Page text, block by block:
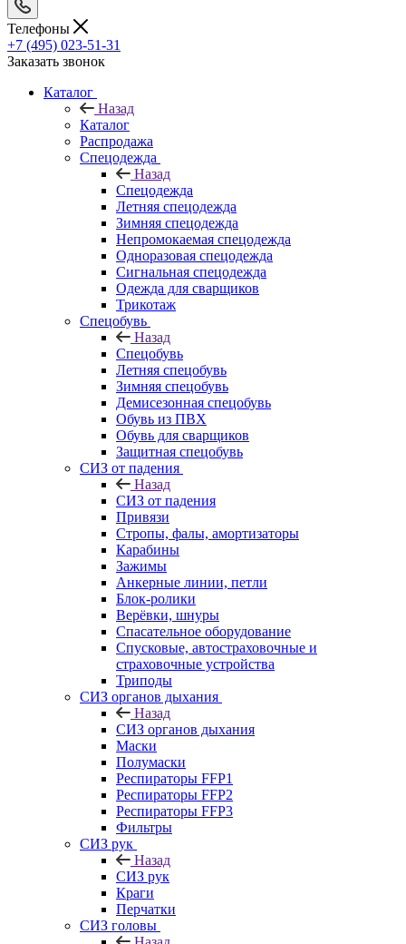
Телефоны
+7 (495) 023-51-31
Заказать звонок
Каталог
Назад
Каталог
Распродажа
Спецодежда
Назад
Спецодежда
Летняя спецодежда
Зимняя спецодежда
Непромокаемая спецодежда
Одноразовая спецодежда
Сигнальная спецодежда
Одежда для сварщиков
Трикотаж
Спецобувь
Назад
Спецобувь
Летняя спецобувь
Зимняя спецобувь
Демисезонная спецобувь
Обувь из ПВХ
Обувь для сварщиков
Защитная спецобувь
СИЗ от падения
Назад
СИЗ от падения
Привязи
Стропы, фалы, амортизаторы
Карабины
Зажимы
Анкерные линии, петли
Блок-ролики
Верёвки, шнуры
Спасательное оборудование
Спусковые, автостраховочные и
страховочные устройства
Триподы
СИЗ органов дыхания
Назад
СИЗ органов дыхания
Маски
Полумаски
Респираторы FFP1
Респираторы FFP2
Респираторы FFP3
Фильтры
СИЗ рук
Назад
СИЗ рук
Краги
Перчатки
СИЗ головы